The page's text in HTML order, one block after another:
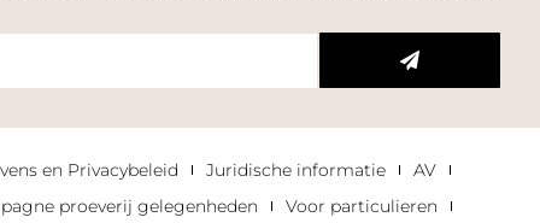
en Privacybeleid Juridische informatie
AV
proeverij gelegenheden
Voor particulieren